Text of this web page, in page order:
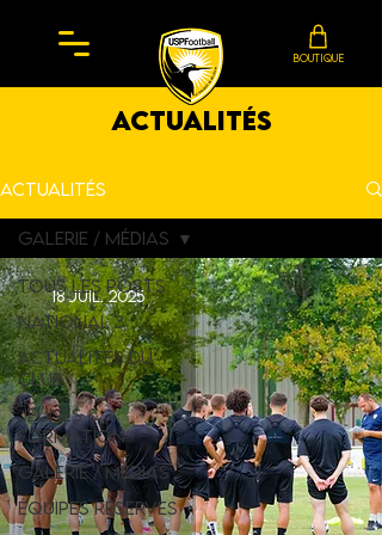
BOUTIQUE
actualités
Actualités
Tous les posts
NATIONAL 3
Actualités du
Club
Jeunes &
Formation
Galerie / Médias
équipes réserves
Galerie / Médias
18 juil. 2025